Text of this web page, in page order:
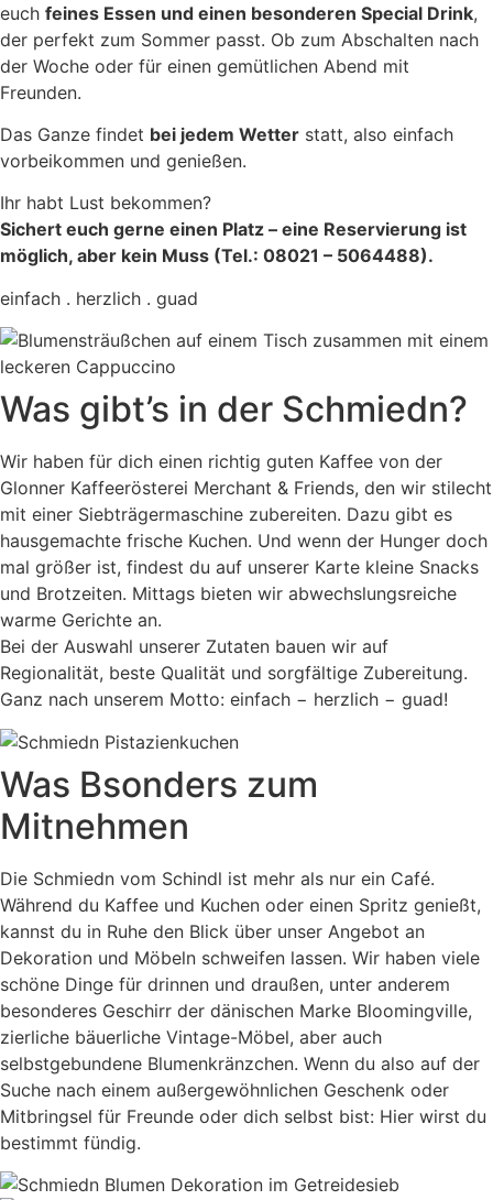
euch feines Essen und einen besonderen Special Drink,
der perfekt zum Sommer passt. Ob zum Abschalten nach
der Woche oder für einen gemütlichen Abend mit
Freunden.
Das Ganze findet bei jedem Wetter statt, also einfach
vorbeikommen und genießen.
Ihr habt Lust bekommen?
Sichert euch gerne einen Platz – eine Reservierung ist
möglich, aber kein Muss (Tel.: 08021 – 5064488).
einfach . herzlich . guad
Was gibt’s in der Schmiedn?
Wir haben für dich einen richtig guten Kaffee von der
Glonner Kaffeerösterei Merchant & Friends, den wir stilecht
mit einer Siebträgermaschine zubereiten. Dazu gibt es
hausgemachte frische Kuchen. Und wenn der Hunger doch
mal größer ist, findest du auf unserer Karte kleine Snacks
und Brotzeiten. Mittags bieten wir abwechslungsreiche
warme Gerichte an.
Bei der Auswahl unserer Zutaten bauen wir auf
Regionalität, beste Qualität und sorgfältige Zubereitung.
Ganz nach unserem Motto: einfach − herzlich − guad!
Was Bsonders zum
Mitnehmen
Die Schmiedn vom Schindl ist mehr als nur ein Café.
Während du Kaffee und Kuchen oder einen Spritz genießt,
kannst du in Ruhe den Blick über unser Angebot an
Dekoration und Möbeln schweifen lassen. Wir haben viele
schöne Dinge für drinnen und draußen, unter anderem
besonderes Geschirr der dänischen Marke Bloomingville,
zierliche bäuerliche Vintage-Möbel, aber auch
selbstgebundene Blumenkränzchen. Wenn du also auf der
Suche nach einem außergewöhnlichen Geschenk oder
Mitbringsel für Freunde oder dich selbst bist: Hier wirst du
bestimmt fündig.